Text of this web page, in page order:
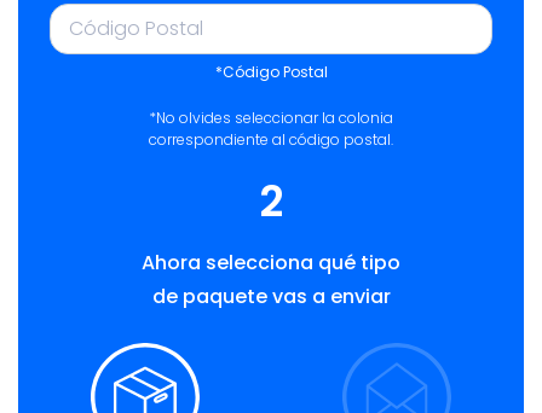
*Código Postal
*No olvides seleccionar la colonia
correspondiente al código postal.
2
Ahora selecciona qué tipo
de paquete vas a enviar